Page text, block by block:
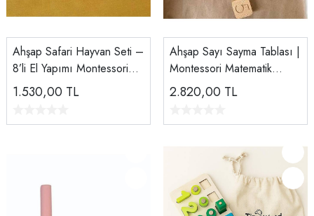
Ahşap Safari Hayvan Seti –
8’li El Yapımı Montessori
Hayvan Figürleri | Tiny
Wood
1.530,00 TL
Ahşap Sayı Sayma Tablası |
Montessori Matematik
Oyunu | Doğal Ceviz ve
Ihlamur Ağacı
2.820,00 TL